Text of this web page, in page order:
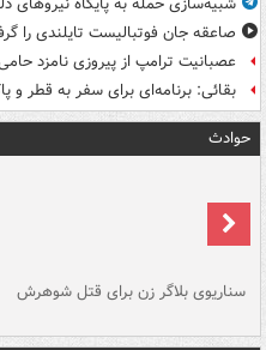
صاعقه جان فوتبالیست تایلندی را
عصبانیت ترامپ از پیروزی نامزد
بقائی: برنامه‌ای برای سفر به قطر و
حوادث
سناریوی بلاگر زن برای قتل شوهرش